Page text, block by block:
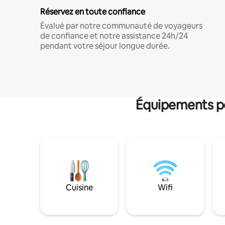
Réservez en toute confiance
Évalué par notre communauté de voyageurs
de confiance et notre assistance 24h/24
pendant votre séjour longue durée.
Équipements
Cuisine Wifi